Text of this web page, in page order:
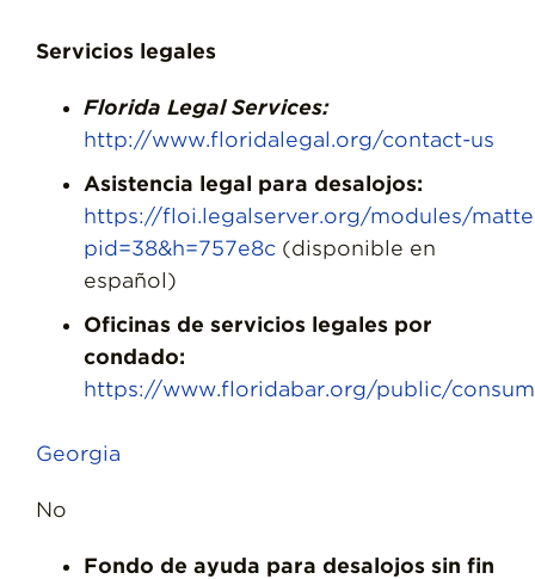
Servicios legales
Florida Legal Services:
http://www.floridalegal.org/contact-us
Asistencia legal para desalojos:
https://floi.legalserver.org/modules/
pid=38&h=757e8c (disponible en
español)
Oficinas de servicios legales por
condado:
https://www.floridabar.org/public/
Georgia
No
Fondo de ayuda para desalojos sin fin